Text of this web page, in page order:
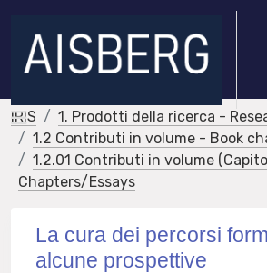
IRIS
1. Prodotti della ricerca -
1.2 Contributi in volume - Book
1.2.01 Contributi in volume
Chapters/Essays
La cura dei percorsi
alcune prospettive